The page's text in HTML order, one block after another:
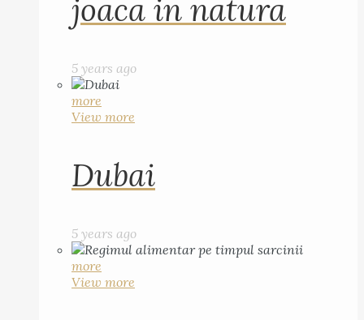
joaca in natura
5 years ago
more
View more
Dubai
5 years ago
more
View more